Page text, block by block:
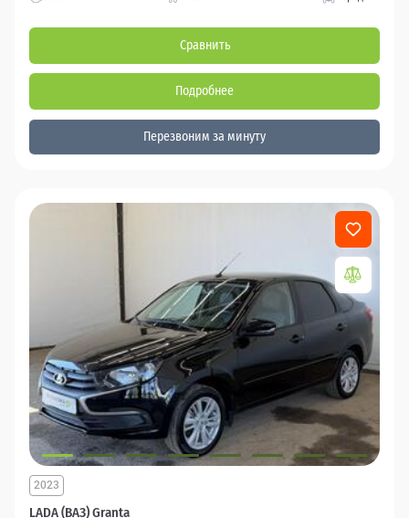
Сравнить
Подробнее
Перезвоним за минуту
LADA (ВАЗ) Granta
2023